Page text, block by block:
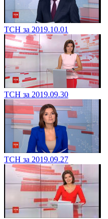
ТСН за 2019.10.01
ТСН за 2019.09.30
ТСН за 2019.09.27